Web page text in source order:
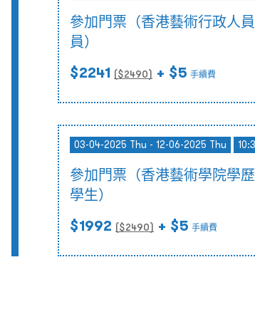
參加門票（香港藝術行政人
員）
$2241 ($2490) + $5 手續費
03-04-2025 Thu - 12-06-2025 Thu
參加門票（香港藝術學院學
學生）
$1992 ($2490) + $5 手續費